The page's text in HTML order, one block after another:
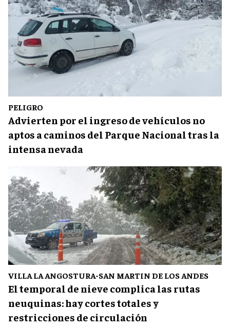
PELIGRO
Advierten por el ingreso de vehículos no
aptos a caminos del Parque Nacional tras la
intensa nevada
VILLA LA ANGOSTURA-SAN MARTIN DE LOS ANDES
El temporal de nieve complica las rutas
neuquinas: hay cortes totales y
restricciones de circulación